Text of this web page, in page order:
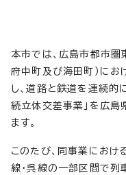
本市では、広島市都市圏
府中町及び海田町）に
し、道路と鉄道を連続的
続立体交差事業」を広
ます。
このたび、同事業におけ
線・呉線の一部区間で列